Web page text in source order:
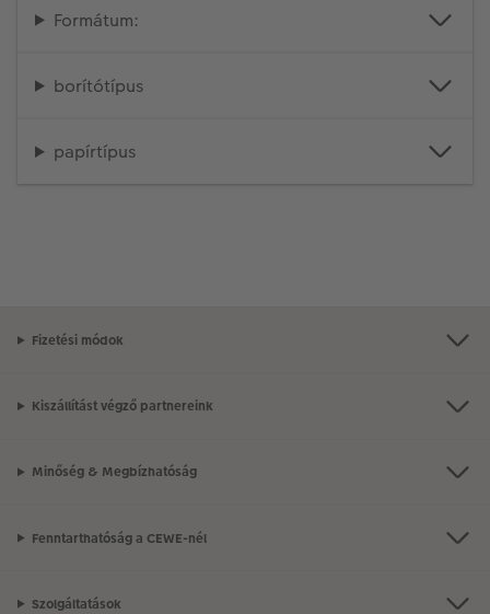
Formátum:
borítótípus
papírtípus
Fizetési módok
Kiszállítást végző partnereink
Minőség & Megbízhatóság
Fenntarthatóság a CEWE-nél
Szolgáltatások